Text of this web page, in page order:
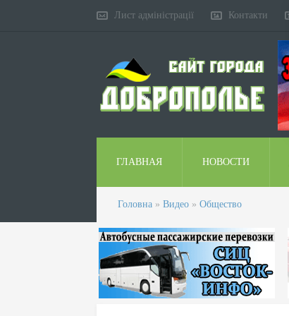
Лист адміністрації Контакти
ГЛАВНАЯ НОВОСТИ
Головна » Видео » Общество